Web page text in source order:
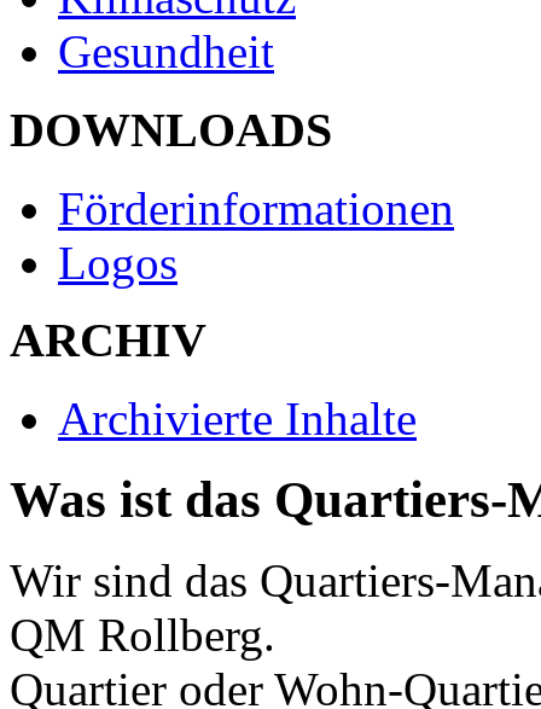
Gesundheit
DOWNLOADS
Förderinformationen
Logos
ARCHIV
Archivierte Inhalte
Was ist das Quartiers-
Wir sind das Quartiers-
QM Rollberg.
Quartier oder Wohn-